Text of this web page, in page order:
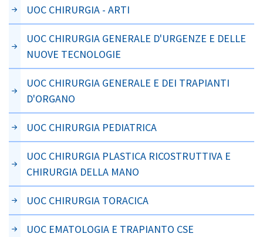
UOC CHIRURGIA - ARTI
UOC CHIRURGIA GENERALE D'URGENZE E DELLE
NUOVE TECNOLOGIE
UOC CHIRURGIA GENERALE E DEI TRAPIANTI
D'ORGANO
UOC CHIRURGIA PEDIATRICA
UOC CHIRURGIA PLASTICA RICOSTRUTTIVA E
CHIRURGIA DELLA MANO
UOC CHIRURGIA TORACICA
UOC EMATOLOGIA E TRAPIANTO CSE